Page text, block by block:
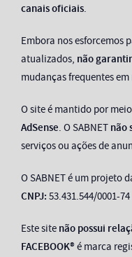
canais oficiais.
Embora nos esforcemos
atualizados, não
mudanças frequentes
O site é mantido por
AdSense. O SABNET não
serviços ou ações de
O SABNET é um projeto
CNPJ: 53.431.544/0001-74
Este site não possui
FACEBOOK®é marca